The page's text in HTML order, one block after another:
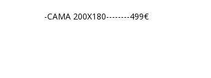
-CAMA 200X180--------499€